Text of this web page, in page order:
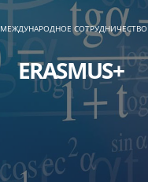
ERASMUS+
МЕЖДУНАРОДНОЕ СОТРУДНИЧЕСТВО